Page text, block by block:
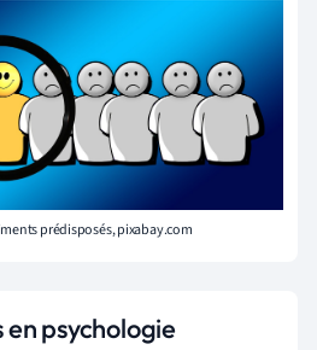
prédisposés, pixabay.com
psychologie